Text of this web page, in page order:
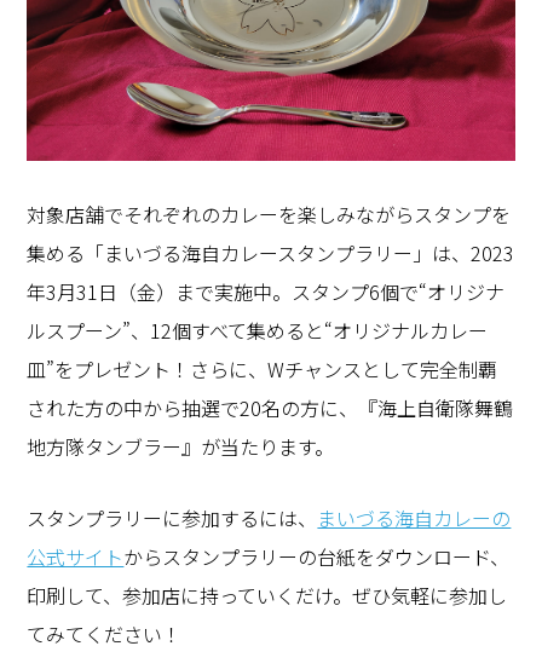
対象店舗でそれぞれのカレーを楽しみながらスタンプを
集める「まいづる海自カレースタンプラリー」は、2023
年3月31日（金）まで実施中。スタンプ6個で“オリジナ
ルスプーン”、12個すべて集めると“オリジナルカレー
皿”をプレゼント！さらに、Wチャンスとして完全制覇
された方の中から抽選で20名の方に、『海上自衛隊舞鶴
地方隊タンブラー』が当たります。
スタンプラリーに参加するには、 まいづる海自カレーの
公式サイトからスタンプラリーの台紙をダウンロード、
印刷して、参加店に持っていくだけ。ぜひ気軽に参加し
てみてください！